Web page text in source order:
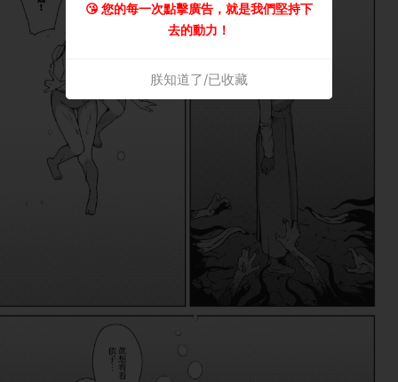
😘 您的每一次點擊廣告，就是我們堅持下
去的動力！
朕知道了/已收藏